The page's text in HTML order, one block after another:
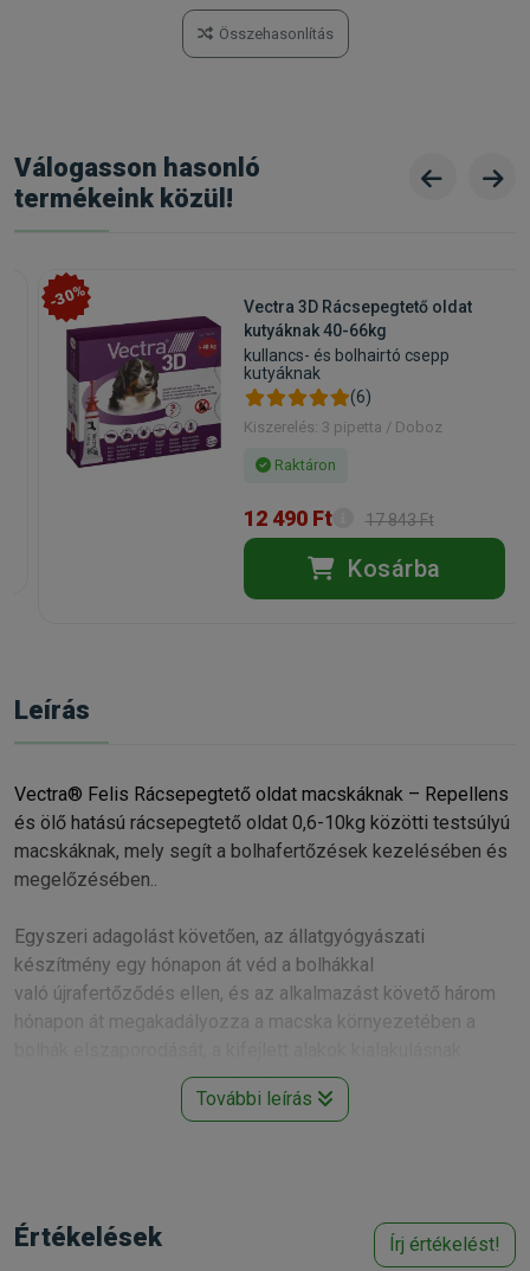
Összehasonlítás
Válogasson hasonló
termékeink közül!
-30%
Vectra 3D Rácsepegtető oldat
kutyáknak 40-66kg
kullancs- és bolhairtó csepp
kutyáknak
(6)
Kiszerelés: 3 pipetta / Doboz
Raktáron
12 490 Ft 17 843 Ft
Kosárba
Leírás
Vectra® Felis Rácsepegtető oldat macskáknak – Repellens
és ölő hatású rácsepegtető oldat 0,6-10kg közötti testsúlyú
macskáknak, mely segít a bolhafertőzések kezelésében és
megelőzésében..
Egyszeri adagolást követően, az állatgyógyászati
készítmény egy hónapon át véd a bolhákkal
való újrafertőződés ellen, és az alkalmazást követő három
hónapon át megakadályozza a macska környezetében a
gátlása révén. Amennyiben az újrafertőződés valószínűsége
nagy, az ismételt kezelés szükségességét és
• Teljes védelem a bolhák ellen (a környezet
megtisztításában is segít)
További leírás
Értékelések Írj értékelést!